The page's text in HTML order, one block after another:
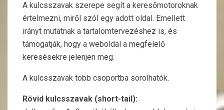
A kulcsszavak szerepe segít a keresőmotoroknak
értelmezni, miről szól egy adott oldal. Emellett
irányt mutatnak a tartalomtervezéshez is, és
támogatják, hogy a weboldal a megfelelő
keresésekre jelenjen meg.
A kulcsszavak több csoportba sorolhatók.
Rövid kulcsszavak (short-tail):